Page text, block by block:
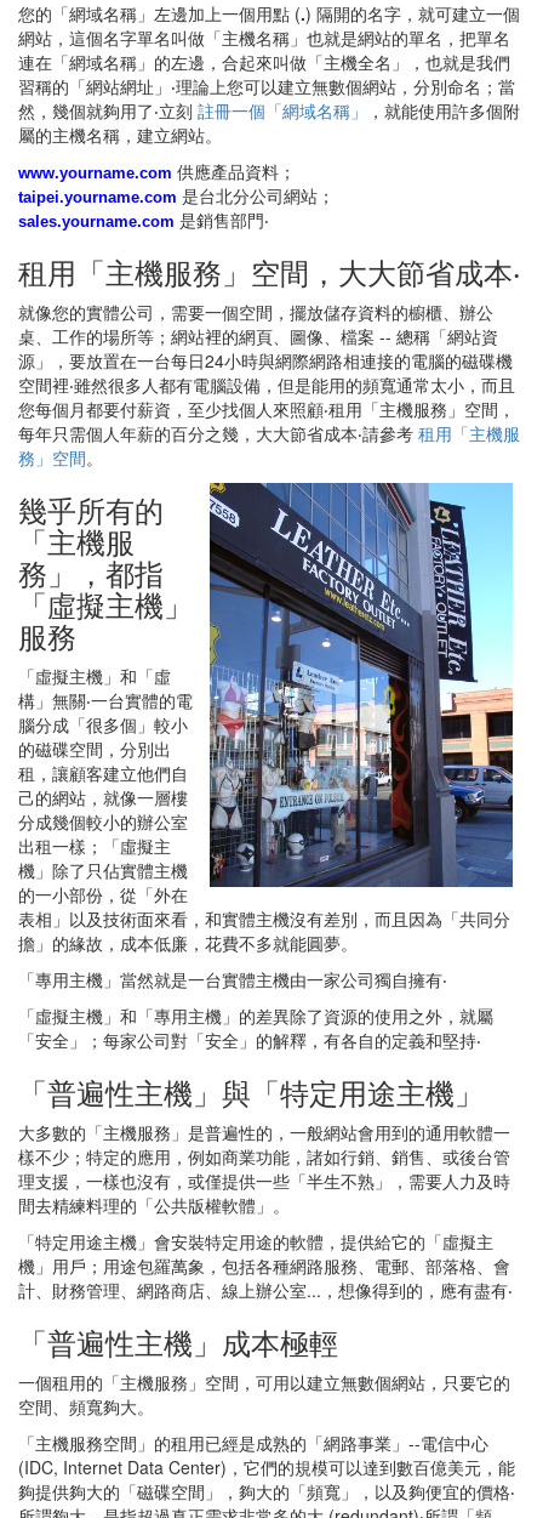
您的「網域名稱」左邊加上一個用點 (.) 隔開的名字，就可建立一個
網站，這個名字單名叫做「主機名稱」也就是網站的單名，把單名
連在「網域名稱」的左邊，合起來叫做「主機全名」，也就是我們
習稱的「網站網址」‧理論上您可以建立無數個網站，分別命名；當
然，幾個就夠用了‧立刻 註冊一個「網域名稱」
，就能使用許多個附
屬的主機名稱，建立網站。
www.yourname.com 供應產品資料；
taipei.yourname.com 是台北分公司網站；
sales.yourname.com 是銷售部門‧
租用「主機服務」空間，大大節省成本‧
就像您的實體公司，需要一個空間，擺放儲存資料的櫥櫃、辦公
桌、工作的場所等；網站裡的網頁、圖像、檔案 -- 總稱「網站資
源」，要放置在一台每日24小時與網際網路相連接的電腦的磁碟機
空間裡‧雖然很多人都有電腦設備，但是能用的頻寬通常太小，而且
您每個月都要付薪資，至少找個人來照顧‧租用「主機服務」空間，
每年只需個人年薪的百分之幾，大大節省成本‧請參考 租用「主機服
務」空間。
幾乎所有的
「主機服
務」，都指
「虛擬主機」
服務
「虛擬主機」和「虛
構」無關‧一台實體的電
腦分成「很多個」較小
的磁碟空間，分別出
租，讓顧客建立他們自
己的網站，就像一層樓
分成幾個較小的辦公室
出租一樣；「虛擬主
機」除了只佔實體主機
的一小部份，從「外在
表相」以及技術面來看，和實體主機沒有差別，而且因為「共同分
擔」的緣故，成本低廉，花費不多就能圓夢。
「專用主機」當然就是一台實體主機由一家公司獨自擁有‧
「虛擬主機」和「專用主機」的差異除了資源的使用之外，就屬
「安全」；每家公司對「安全」的解釋，有各自的定義和堅持‧
「普遍性主機」與「特定用途主機」
大多數的「主機服務」是普遍性的，一般網站會用到的通用軟體一
樣不少；特定的應用，例如商業功能，諸如行銷、銷售、或後台管
理支援，一樣也沒有，或僅提供一些「半生不熟」，需要人力及時
間去精練料理的「公共版權軟體」。
「特定用途主機」會安裝特定用途的軟體，提供給它的「虛擬主
機」用戶；用途包羅萬象，包括各種網路服務、電郵、部落格、會
計、財務管理、網路商店、線上辦公室...，想像得到的，應有盡有‧
「普遍性主機」成本極輕
一個租用的「主機服務」空間，可用以建立無數個網站，只要它的
空間、頻寬夠大。
「主機服務空間」的租用已經是成熟的「網路事業」--電信中心
(IDC, Internet Data Center)，它們的規模可以達到數百億美元，能
夠提供夠大的「磁碟空間」，夠大的「頻寬」，以及夠便宜的價格‧